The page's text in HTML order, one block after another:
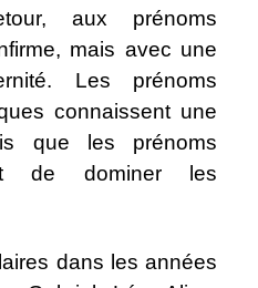
aux prénoms
mais avec une
Les prénoms
connaissent une
que les prénoms
de dominer les
dans les années